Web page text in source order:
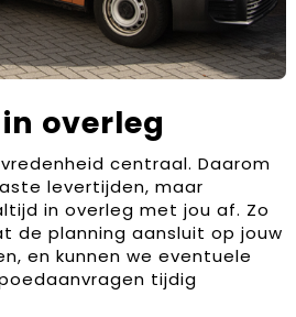
overleg
centraal. Daarom
levertijden, maar
in overleg met jou af. Zo
de planning aansluit op jouw
en kunnen we eventuele
tijdig